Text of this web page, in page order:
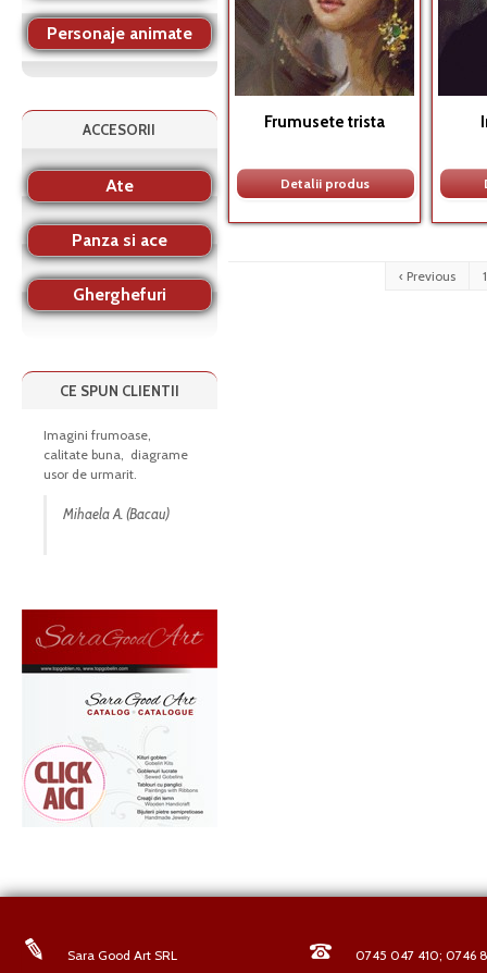
Frumusete trista
Detalii produs
‹ Previous 1
Personaje animate
ACCESORII
Ate
Panza si ace
Gherghefuri
CE SPUN CLIENTII
Imagini frumoase,
calitate buna, diagrame
usor de urmarit.
Mihaela A. (Bacau)
Sara Good Art SRL 0745 047 410; 0746